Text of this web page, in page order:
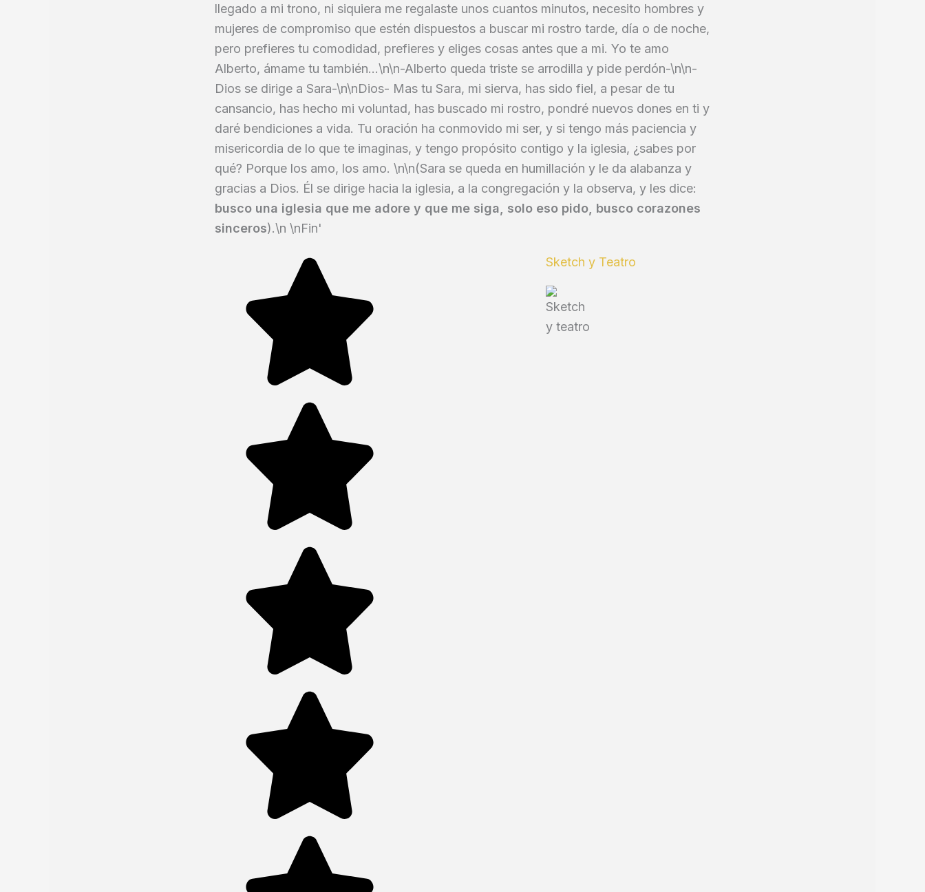
llegado a mi trono, ni siquiera me regalaste unos cuantos minutos, necesito hombres y
mujeres de compromiso que estén dispuestos a buscar mi rostro tarde, día o de noche,
pero prefieres tu comodidad, prefieres y eliges cosas antes que a mi. Yo te amo
Alberto, ámame tu también...\n\n-Alberto queda triste se arrodilla y pide perdón-\n\n-
Dios se dirige a Sara-\n\nDios- Mas tu Sara, mi sierva, has sido fiel, a pesar de tu
cansancio, has hecho mi voluntad, has buscado mi rostro, pondré nuevos dones en ti y
daré bendiciones a vida. Tu oración ha conmovido mi ser, y si tengo más paciencia y
misericordia de lo que te imaginas, y tengo propósito contigo y la iglesia, ¿sabes por
qué? Porque los amo, los amo. \n\n(Sara se queda en humillación y le da alabanza y
gracias a Dios. Él se dirige hacia la iglesia, a la congregación y la observa, y les dice:
busco una iglesia que me adore y que me siga, solo eso pido, busco corazones
sinceros).\n \nFin'
Sketch y Teatro